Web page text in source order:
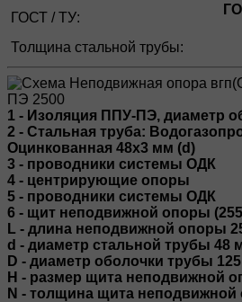
ГОСТ / ТУ:
Толщина стальной трубы:
1 - Изоляция ППУ-ПЭ, диаметр
2 - Стальная труба:
Оцинкованная 48х3 мм (d)
3 - проводники системы ОДК
4 - центрирующие опоры
5 - проводники системы ОДК
6 - щит неподвижной опоры
L - длина неподвижной опоры
d - диаметр стальной трубы 48
D - диаметр оболочки трубы
H - размер щита неподвижной
N - толщина щита